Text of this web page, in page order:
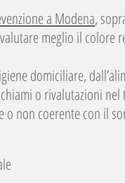
a Modena,
meglio il colore
domiciliare,
o rivalutazioni nel
o non coerente con il